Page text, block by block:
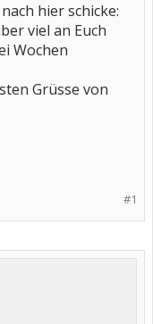
hier schicke:
viel an Euch
Wochen
Grüsse von
#1